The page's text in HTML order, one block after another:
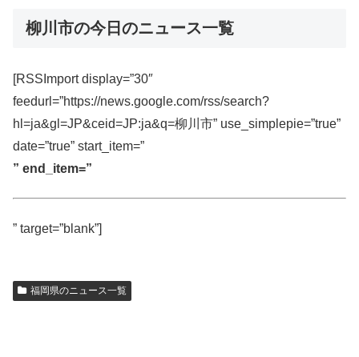
柳川市の今日のニュース一覧
[RSSImport display=”30″
feedurl=”https://news.google.com/rss/search?
hl=ja&gl=JP&ceid=JP:ja&q=柳川市” use_simplepie=”true”
date=”true” start_item=”
” end_item=”
” target=”blank”]
福岡県のニュース一覧